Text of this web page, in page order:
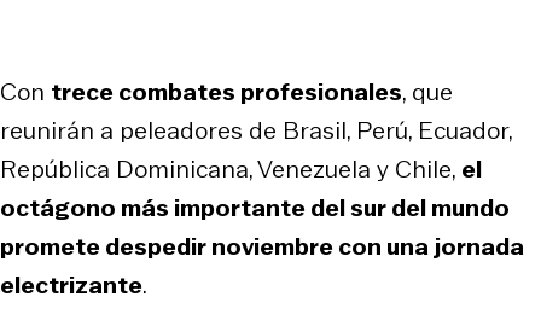
Con trece combates profesionales, que
reunirán a peleadores de Brasil, Perú, Ecuador,
República Dominicana, Venezuela y Chile, el
octágono más importante del sur del mundo
promete despedir noviembre con una jornada
electrizante.